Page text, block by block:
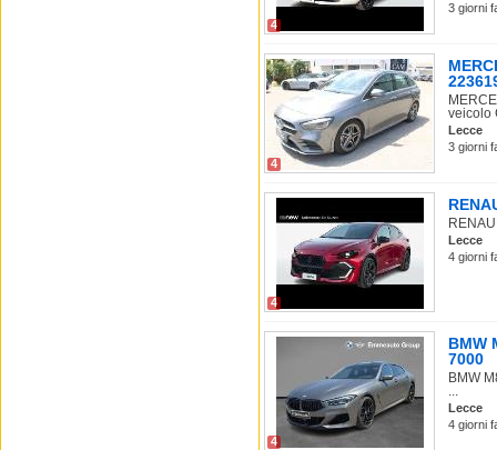
4
3 giorni
4
veicolo
Lecce
3 giorni
4
Lecce
4 giorni
4
BMW
7000
BMW
...
Lecce
4 giorni